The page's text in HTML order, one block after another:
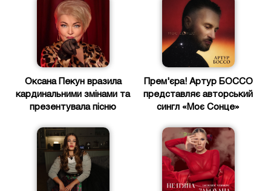
Оксана Пекун вразила
кардинальними змінами та
презентувала пісню
Прем'єра! Артур БОССО
представляє авторський
сингл «Моє Сонце»